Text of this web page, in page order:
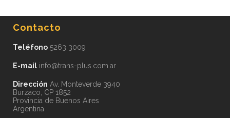
Contacto
Teléfono 5263 3009
E-mail info@trans-plus.com.ar
Dirección Av. Monteverde 3940
Burzaco, CP 1852
Provincia de Buenos Aires
Argentina